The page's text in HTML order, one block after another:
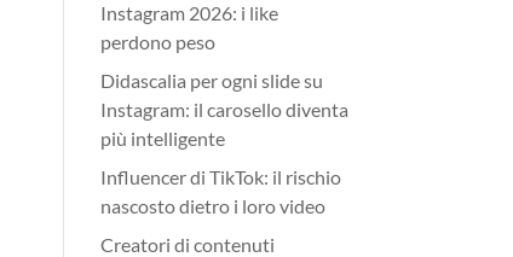
Instagram 2026: i like
perdono peso
Didascalia per ogni slide su
Instagram: il carosello diventa
più intelligente
Influencer di TikTok: il rischio
nascosto dietro i loro video
Creatori di contenuti